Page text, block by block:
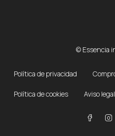
© Essencia
Política de privacidad
Política de cookies Aviso legal